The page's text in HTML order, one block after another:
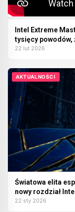
Intel Extreme
tysięcy powodów,
22 lut 2026
AKTUALNOŚCI
Światowa elita
nowy rozdział
22 sty 2026